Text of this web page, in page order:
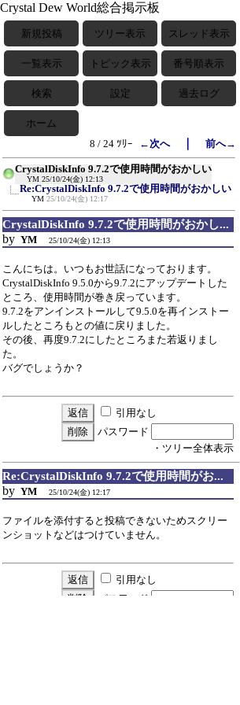
Crystal Dew World総合掲示板
新規投稿 ツリー表示 スレッド表示
一覧表示 トピック表示 番号順表示
検索 設定 過去ログ
ホーム
8 / 24 ﾂﾘｰ
←次へ｜ 前へ→
CrystalDiskInfo 9.7.2で使用時間がおかしい
YM 25/10/24(金) 12:13
Re:CrystalDiskInfo 9.7.2で使用時間がおかしい
YM 25/10/24(金) 12:17
CrystalDiskInfo 9.7.2で使用時間がおかし...
by YM 25/10/24(金) 12:13
こんにちは。いつもお世話になっております。
CrystalDiskInfo 9.5.0から9.7.2にアップデートした
ところ、使用時間が巻き戻っています。
9.7.2をアンインストールして9.5.0を再インストー
ルしたところもとの値に戻りました。
その後、再度9.7.2にしたところまた若返りまし
た。
バグでしょうか？
引用なし
パスワード
・ツリー全体表示
Re:CrystalDiskInfo 9.7.2で使用時間がお...
by YM 25/10/24(金) 12:17
ファイルを添付すると投稿できないためスクリー
ンショットなどはつけていません。
引用なし
パスワード